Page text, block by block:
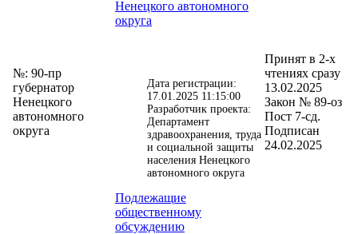
№: 90-пр
губернатор
Ненецкого
автономного
округа
Ненецкого автономного
округа
Дата регистрации:
17.01.2025 11:15:00
Разработчик проекта:
Департамент
здравоохранения, труда
и социальной защиты
населения Ненецкого
автономного округа
Подлежащие
общественному
обсуждению
Принят в 2-х
чтениях сразу
13.02.2025
Закон № 89-оз
Пост 7-сд.
Подписан
24.02.2025